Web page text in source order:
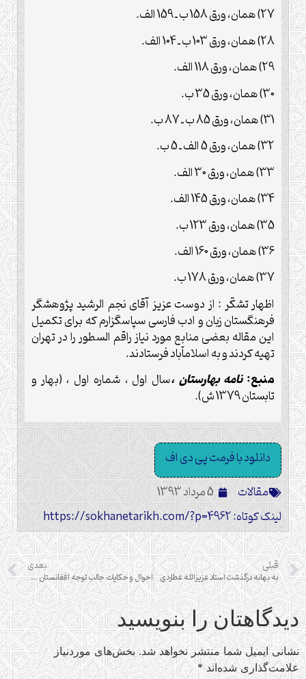
27) همان، ورق 158 ب ـ 159 الف.
28) همان، ورق 103 ب ـ 104 الف.
29) همان، ورق 118 الف.
30) همان، ورق 35 ب.
31) همان، ورق 85 ب ـ 87 ب.
32) همان، ورق 5 الف ـ 5 ب.
33) همان، ورق 30 الف.
34) همان، ورق 145 الف.
35) همان، ورق 123 ب.
36) همان، ورق 160 الف.
37) همان، ورق 178 ب.
اظهار تشكّر : از دوست عزيز آقاى نجم الرشيد پژوهشگر
فرهنگستان زبان و ادب فارسى سپاسگزارم كه براى تكميل
اين مقاله بعضى منابع مورد نياز راقم السطور را در تهران
تهيه كردند و به اسلام‏آباد فرستادند.
منبع:نامه بهارستان ،سال اول ، شماره اول ، (بهار و
تابستان 1379 ش).
دانلود با فرمت پی دی اف
مقالات
5 مرداد 1393
لینک کوتاه: https://sokhanetarikh.com/?p=4962
قبلی
به بهانه درگذشت استاد عزیزالله عطاردی
بعدی
احوال و حکایات جالب توجه افغانستان و کابل و بخارا و خیوه و خوقند
دیدگاهتان را بنویسید
نشانی ایمیل شما منتشر نخواهد شد. بخش‌های موردنیاز
علامت‌گذاری شده‌اند*